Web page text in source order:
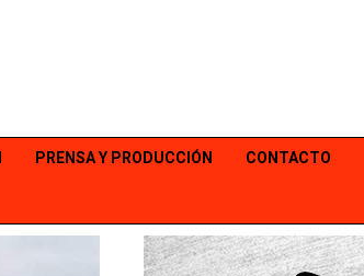
PRENSA Y PRODUCCIÓN CONTACTO